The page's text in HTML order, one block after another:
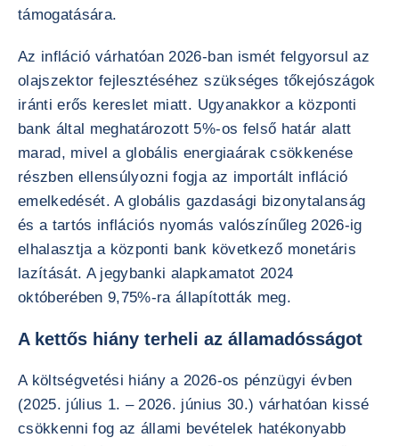
támogatására.
Az infláció várhatóan 2026-ban ismét felgyorsul az
olajszektor fejlesztéséhez szükséges tőkejószágok
iránti erős kereslet miatt. Ugyanakkor a központi
bank által meghatározott 5%-os felső határ alatt
marad, mivel a globális energiaárak csökkenése
részben ellensúlyozni fogja az importált infláció
emelkedését. A globális gazdasági bizonytalanság
és a tartós inflációs nyomás valószínűleg 2026-ig
elhalasztja a központi bank következő monetáris
lazítását. A jegybanki alapkamatot 2024
októberében 9,75%-ra állapították meg.
A kettős hiány terheli az államadósságot
A költségvetési hiány a 2026-os pénzügyi évben
(2025. július 1. – 2026. június 30.) várhatóan kissé
csökkenni fog az állami bevételek hatékonyabb